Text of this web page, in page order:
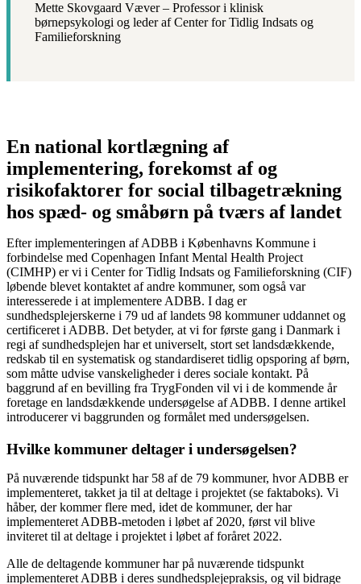
Mette Skovgaard Væver – Professor i klinisk
børnepsykologi og leder af Center for Tidlig Indsats og
Familieforskning
En national kortlægning af
implementering, forekomst af og
risikofaktorer for social tilbagetrækning
hos spæd- og småbørn på tværs af landet
Efter implementeringen af ADBB i Københavns Kommune i
forbindelse med Copenhagen Infant Mental Health Project
(CIMHP) er vi i Center for Tidlig Indsats og Familieforskning (CIF)
løbende blevet kontaktet af andre kommuner, som også var
interesserede i at implementere ADBB. I dag er
sundhedsplejerskerne i 79 ud af landets 98 kommuner uddannet og
certificeret i ADBB. Det betyder, at vi for første gang i Danmark i
regi af sundhedsplejen har et universelt, stort set landsdækkende,
redskab til en systematisk og standardiseret tidlig opsporing af børn,
som måtte udvise vanskeligheder i deres sociale kontakt. På
baggrund af en bevilling fra TrygFonden vil vi i de kommende år
foretage en landsdækkende undersøgelse af ADBB. I denne artikel
introducerer vi baggrunden og formålet med undersøgelsen.
Hvilke kommuner deltager i undersøgelsen?
På nuværende tidspunkt har 58 af de 79 kommuner, hvor ADBB er
implementeret, takket ja til at deltage i projektet (se faktaboks). Vi
håber, der kommer flere med, idet de kommuner, der har
implementeret ADBB-metoden i løbet af 2020, først vil blive
inviteret til at deltage i projektet i løbet af foråret 2022.
Alle de deltagende kommuner har på nuværende tidspunkt
implementeret ADBB i deres sundhedsplejepraksis, og vil bidrage